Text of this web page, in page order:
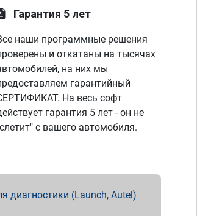
Гарантия 5 лет
наши программные решения
и откатаны на тысячах
на них мы
гарантийный
На весь софт
гарантия 5 лет - он не
с вашего автомобиля.
диагностики (Launch, Autel)